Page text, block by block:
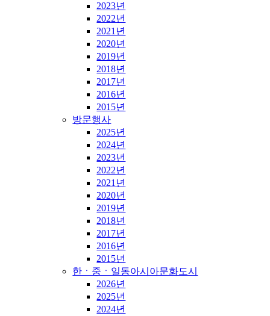
2023년
2022년
2021년
2020년
2019년
2018년
2017년
2016년
2015년
방문행사
2025년
2024년
2023년
2022년
2021년
2020년
2019년
2018년
2017년
2016년
2015년
한ㆍ중ㆍ일동아시아문화도시
2026년
2025년
2024년